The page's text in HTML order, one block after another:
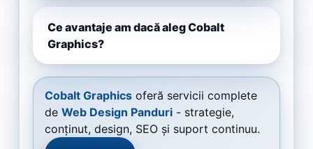
Ce avantaje am dacă aleg Cobalt
Graphics?
Cobalt Graphics oferă servicii complete
de Web Design Panduri - strategie,
conținut, design, SEO și suport continuu.